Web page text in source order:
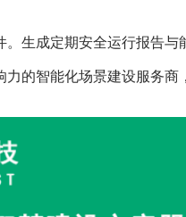
生成定期安全运行报告与
的智能化场景建设服务商